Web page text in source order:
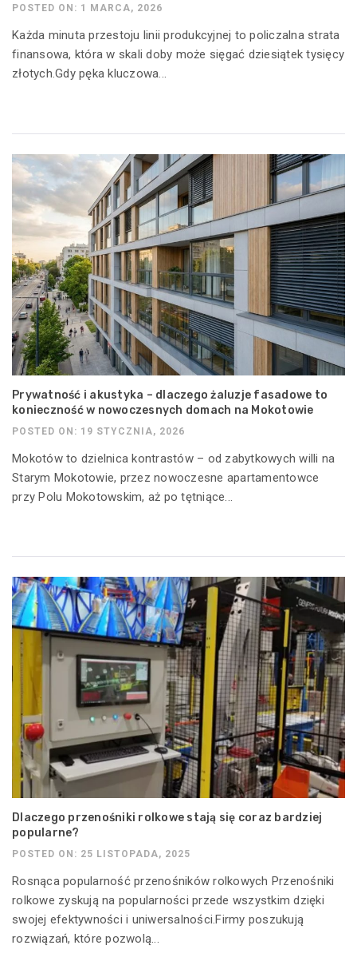
POSTED ON: 1 MARCA, 2026
Każda minuta przestoju linii produkcyjnej to policzalna strata
finansowa, która w skali doby może sięgać dziesiątek tysięcy
złotych.Gdy pęka kluczowa...
Prywatność i akustyka – dlaczego żaluzje fasadowe to
konieczność w nowoczesnych domach na Mokotowie
POSTED ON: 19 STYCZNIA, 2026
Mokotów to dzielnica kontrastów – od zabytkowych willi na
Starym Mokotowie, przez nowoczesne apartamentowce
przy Polu Mokotowskim, aż po tętniące...
Dlaczego przenośniki rolkowe stają się coraz bardziej
popularne?
POSTED ON: 25 LISTOPADA, 2025
Rosnąca popularność przenośników rolkowych Przenośniki
rolkowe zyskują na popularności przede wszystkim dzięki
swojej efektywności i uniwersalności.Firmy poszukują
rozwiązań, które pozwolą...